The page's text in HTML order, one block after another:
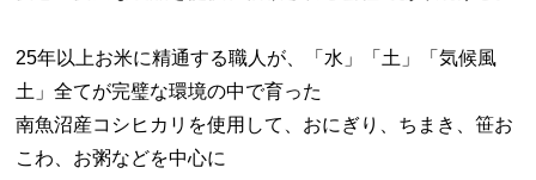
25年以上お米に精通する職人が、「水」「土」「気候風
土」全てが完璧な環境の中で育った
南魚沼産コシヒカリを使用して、おにぎり、ちまき、笹お
こわ、お粥などを中心に